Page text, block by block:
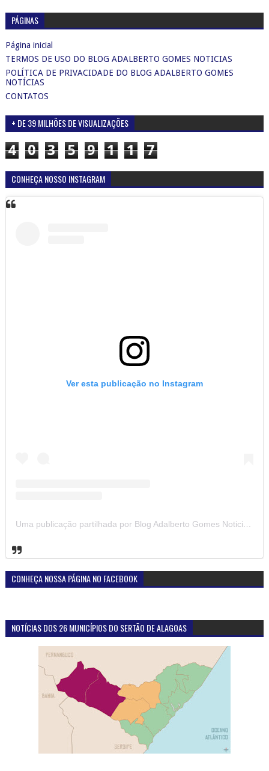
PÁGINAS
Página inicial
TERMOS DE USO DO BLOG ADALBERTO GOMES NOTICIAS
POLÍTICA DE PRIVACIDADE DO BLOG ADALBERTO GOMES
NOTÍCIAS
CONTATOS
+ DE 39 MILHÕES DE VISUALIZAÇÕES
4 0 3 5 9 1 1 7
CONHEÇA NOSSO INSTAGRAM
Ver esta publicação no Instagram
Uma publicação partilhada por Blog Adalberto Gomes Noticias (@blogadalbertogomesnoticiass)
CONHEÇA NOSSA PÁGINA NO FACEBOOK
NOTÍCIAS DOS 26 MUNICÍPIOS DO SERTÃO DE ALAGOAS